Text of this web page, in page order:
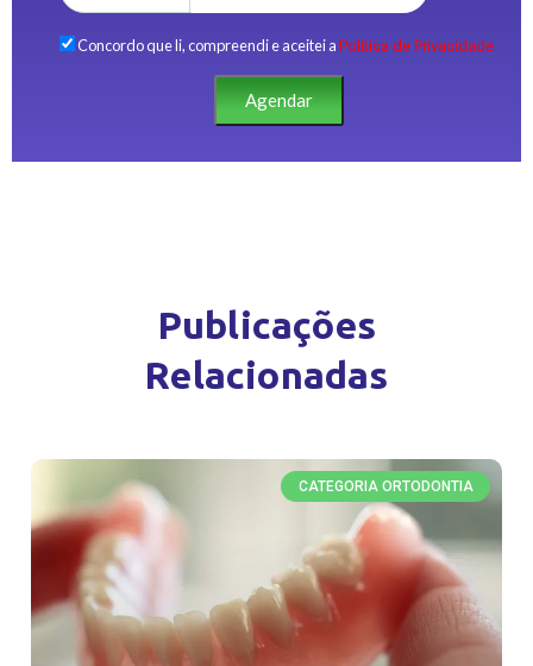
Concordo que li, compreendi e aceitei a Política de Privacidade.
Agendar
Publicações
Relacionadas
CATEGORIA ORTODONTIA